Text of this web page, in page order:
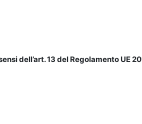
dell’art. 13 del Regolamento UE